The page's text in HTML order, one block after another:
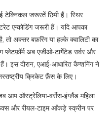
टेक्निकल जरूरतें छिपी हैं। स्थिर
एन्कोडिंग जरूरी हैं। यदि आपका
अक्सर बफ़रिंग या हल्के क्वालिटी का
प्लेटफ़ॉर्म अब एजीओ-टार्गेटेड सर्वर और
इस दौरान, एआई‑आधारित कैप्शनिंग ने
क्रिकेट फ़ैंस के लिए।
आप ऑस्ट्रेलिया‑वर्सेस‑इंग्लैंड महिला
और रीयल‑टाइम आँकड़े स्क्रीन पर